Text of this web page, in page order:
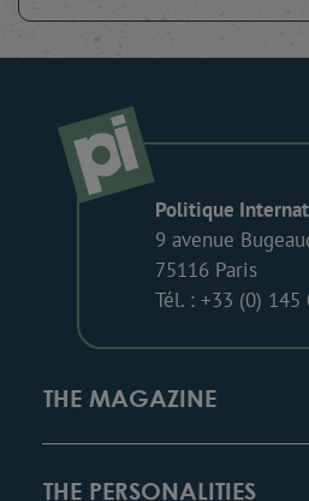
Politique
9 avenue
75116 Paris
Tél. : +33 (0)
THE MAGAZINE
THE PERSONALITIES